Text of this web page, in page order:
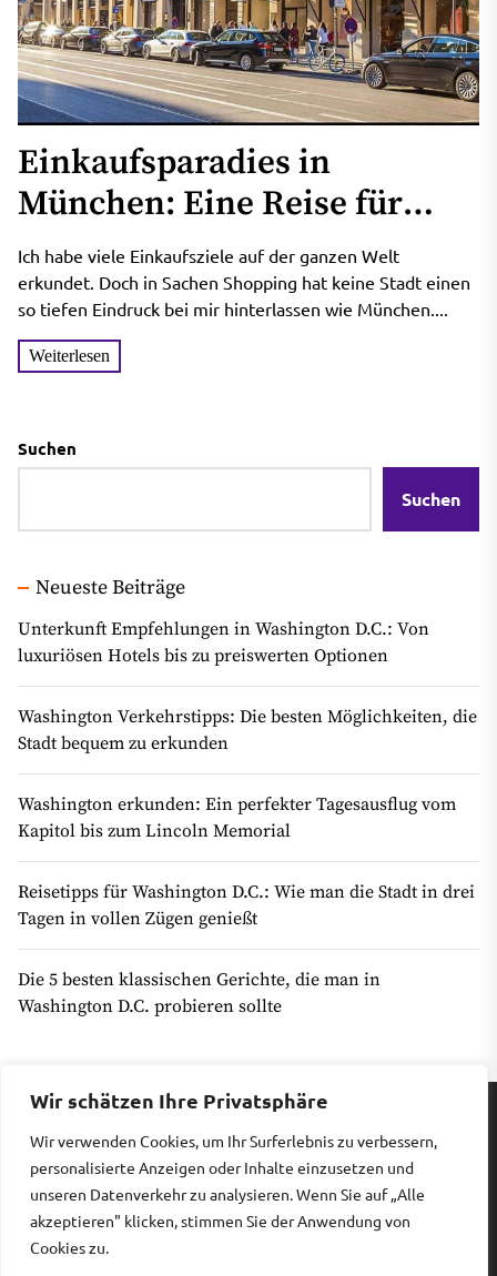
Wir schätzen Ihre Privatsphäre
Wir verwenden Cookies, um Ihr Surferlebnis zu verbessern,
personalisierte Anzeigen oder Inhalte einzusetzen und
unseren Datenverkehr zu analysieren. Wenn Sie auf „Alle
akzeptieren" klicken, stimmen Sie der Anwendung von
Cookies zu.
Einkaufsparadies in
München: Eine Reise für
Shopping-Enthusiasten
Ich habe viele Einkaufsziele auf der ganzen Welt
erkundet. Doch in Sachen Shopping hat keine Stadt einen
so tiefen Eindruck bei mir hinterlassen wie München....
Weiterlesen
Suchen
Suchen
Neueste Beiträge
Unterkunft Empfehlungen in Washington D.C.: Von
luxuriösen Hotels bis zu preiswerten Optionen
Washington Verkehrstipps: Die besten Möglichkeiten, die
Stadt bequem zu erkunden
Washington erkunden: Ein perfekter Tagesausflug vom
Kapitol bis zum Lincoln Memorial
Reisetipps für Washington D.C.: Wie man die Stadt in drei
Tagen in vollen Zügen genießt
Die 5 besten klassischen Gerichte, die man in
Washington D.C. probieren sollte
Impressum|Datenschutz
Copyright © 2026